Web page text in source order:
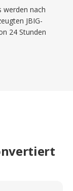
werden nach
JBIG-
24 Stunden